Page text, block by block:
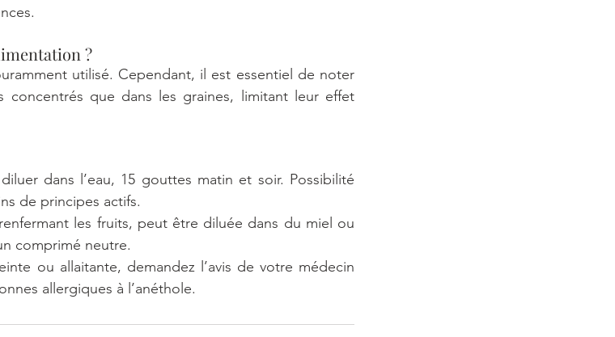
?
utilisé. Cependant, il est essentiel de noter
que dans les graines, limitant leur effet
dans l’eau, 15 gouttes matin et soir. Possibilité
de principes actifs.
les fruits, peut être diluée dans du miel ou
comprimé neutre.
ou allaitante, demandez l’avis de votre médecin
allergiques à l’anéthole.